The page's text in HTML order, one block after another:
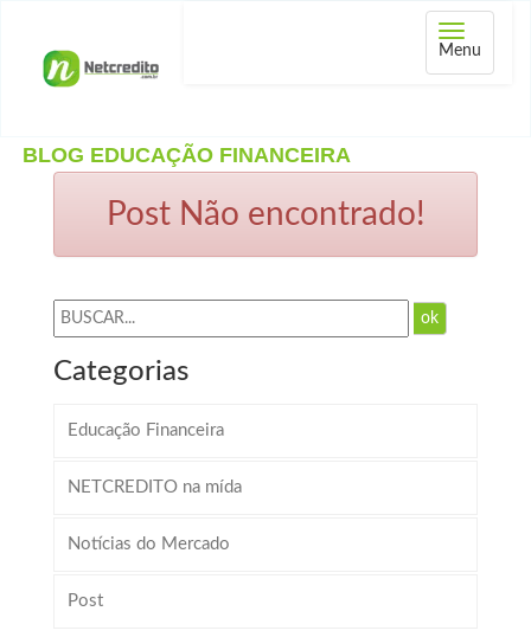
Abrir
menu
Menu
BLOG EDUCAÇÃO FINANCEIRA
Post Não encontrado!
ok
Categorias
Educação Financeira
NETCREDITO na mída
Notícias do Mercado
Post